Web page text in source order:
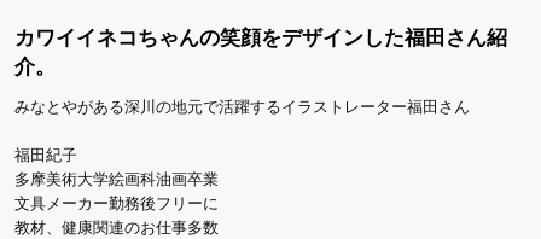
カワイイネコちゃんの笑顔をデザインした福田さん紹
介。
みなとやがある深川の地元で活躍するイラストレーター福田さん
福田紀子
多摩美術大学絵画科油画卒業
文具メーカー勤務後フリーに
教材、健康関連のお仕事多数